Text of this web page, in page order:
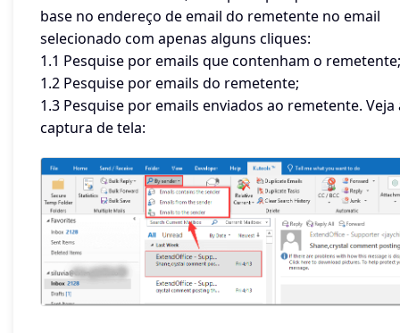
base no endereço de email do remetente no email
selecionado com apenas alguns cliques:
1.1 Pesquise por emails que contenham o remetente;
1.2 Pesquise por emails do remetente;
1.3 Pesquise por emails enviados ao remetente. Veja
captura de tela: